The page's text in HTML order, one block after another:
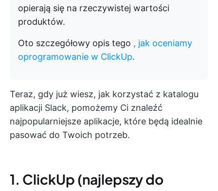
opierają się na rzeczywistej wartości
produktów.
Oto szczegółowy opis tego , jak oceniamy
oprogramowanie w ClickUp.
Teraz, gdy już wiesz, jak korzystać z katalogu
aplikacji Slack, pomożemy Ci znaleźć
najpopularniejsze aplikacje, które będą idealnie
pasować do Twoich potrzeb.
1. ClickUp (najlepszy do